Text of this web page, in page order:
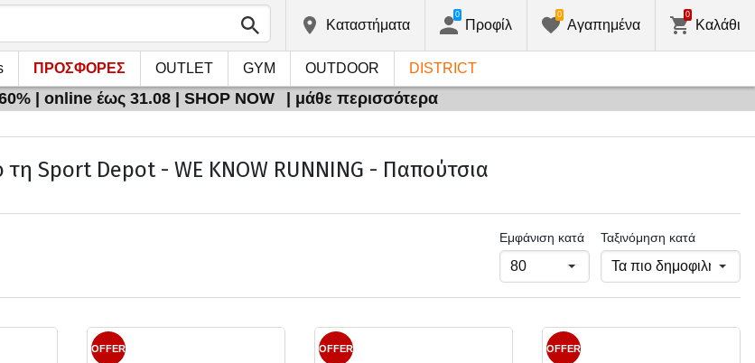
Kαταστήματα Προφίλ
0
Αγαπημένα
0
Καλάθι
0
ΠΡΟΣΦΟΡΕΣ OUTLET GYM OUTDOOR DISTRICT
| online έως 31.08 | SHOP NOW | μάθε περισσότερα
τη Sport Depot - WE KNOW RUNNING - Παπούτσια
Εμφάνιση κατά Ταξινόμηση κατά
OFFER OFFER OFFER